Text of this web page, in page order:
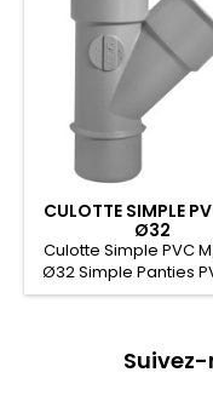
CULOTTE SIMPLE
Ø32
Culotte Simple PVC
Ø32 Simple Panties
45° Ø32 ثنائي الإتجاه °45 Ø32